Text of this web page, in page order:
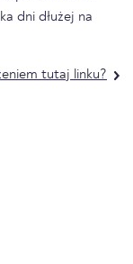
dni dłużej na
tutaj linku?